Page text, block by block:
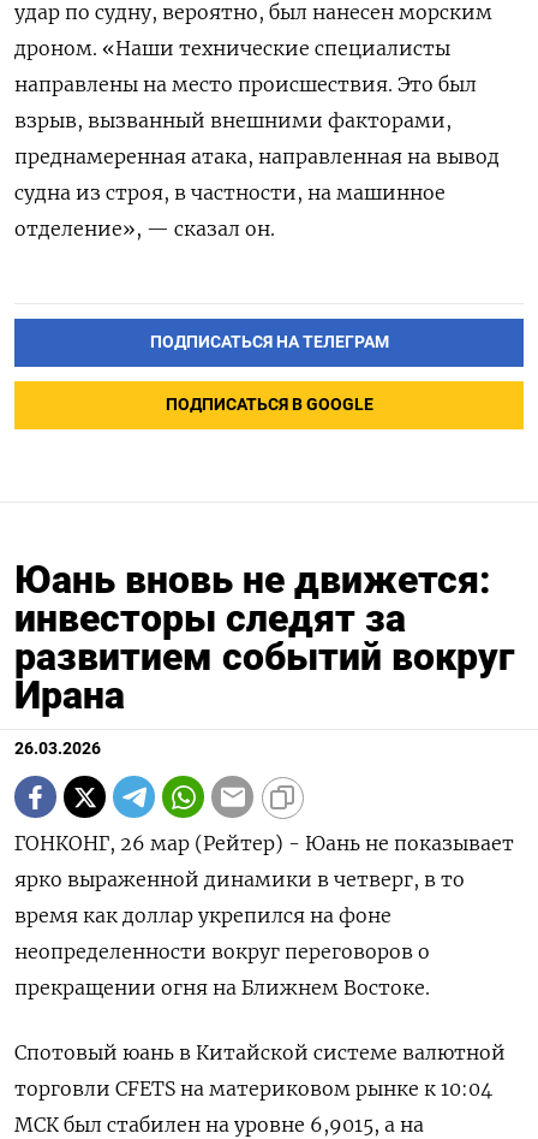
удар по судну, вероятно, был нанесен морским
дроном. «Наши технические специалисты
направлены на место происшествия. Это был
взрыв, вызванный внешними факторами,
преднамеренная атака, направленная на вывод
судна из строя, в частности, на машинное
отделение», — сказал он.
ПОДПИСАТЬСЯ НА ТЕЛЕГРАМ
ПОДПИСАТЬСЯ В GOOGLE
Юань вновь не движется:
инвесторы следят за
развитием событий вокруг
Ирана
26.03.2026
ГОНКОНГ, 26 мар (Рейтер) - Юань не показывает
ярко выраженной динамики в четверг, в то
время как доллар укрепился на ‌фоне
неопределенности вокруг переговоров о
прекращении огня на Ближнем Востоке.
Спотовый юань в Китайской системе валютной ​
торговли CFETS на материковом ​рынке ​к 10:04
⁠МСК был стабилен на ‌уровне 6,9015, а на